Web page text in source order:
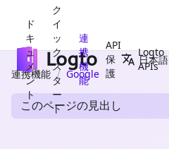
ド
キ
ュ
メ
ン
ト
ク
イ
ッ
ク
ス
タ
ー
ト
連
携
機
能
API
保
護
Logto
APIs
日本語
連携機能
Google
このページの見出し